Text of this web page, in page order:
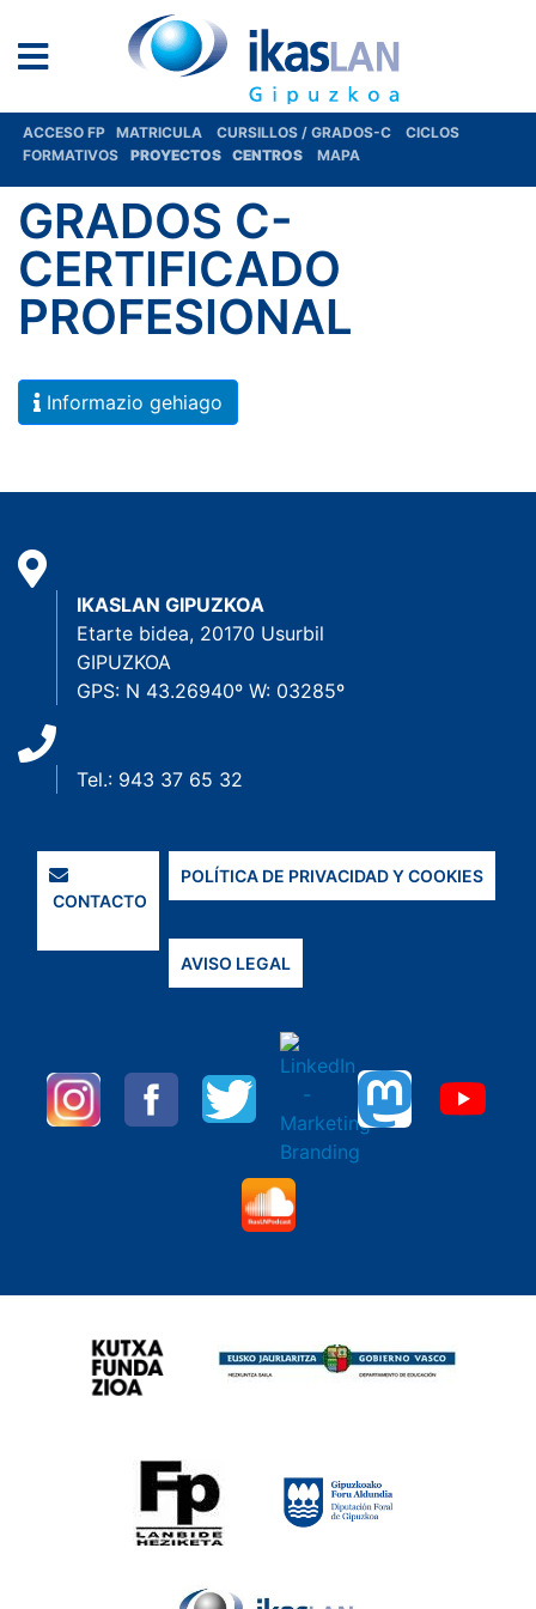
ACCESO FP MATRICULA CURSILLOS / GRADOS-C
CICLOS
FORMATIVOS
PROYECTOS CENTROS MAPA
GRADOS C-
CERTIFICADO
PROFESIONAL
Informazio gehiago
IKASLAN GIPUZKOA
Etarte bidea, 20170 Usurbil
GIPUZKOA
GPS: N 43.26940º W: 03285º
Tel.: 943 37 65 32
CONTACTO
POLÍTICA DE PRIVACIDAD Y COOKIES
AVISO LEGAL